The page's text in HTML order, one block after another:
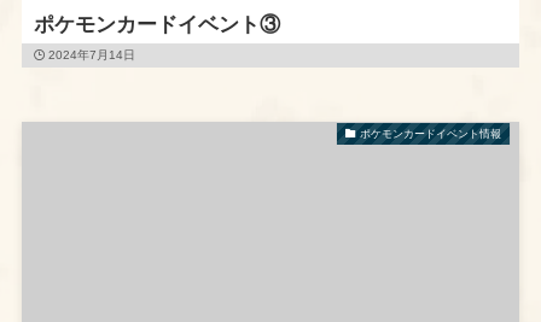
ポケモンカードイベント③
2024年7月14日
ポケモンカードイベント情報